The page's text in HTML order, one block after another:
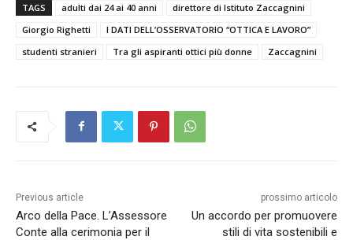
TAGS adulti dai 24 ai 40 anni
direttore di Istituto Zaccagnini
Giorgio Righetti
I DATI DELL’OSSERVATORIO “OTTICA E LAVORO”
studenti stranieri
Tra gli aspiranti ottici più donne Zaccagnini
Previous article
Arco della Pace. L’Assessore
Conte alla cerimonia per il
prossimo articolo
Un accordo per promuovere
stili di vita sostenibili e